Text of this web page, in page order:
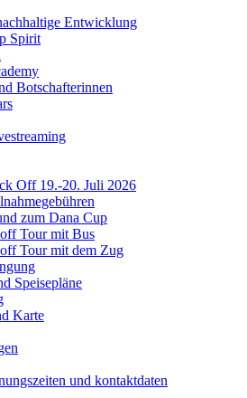
Entwicklung
Spirit
Botschafterinnen
Off 19.-20. Juli 2026
zum Dana Cup
Tour mit Bus
Tour mit dem Zug
Speisepläne
Karte
und kontaktdaten